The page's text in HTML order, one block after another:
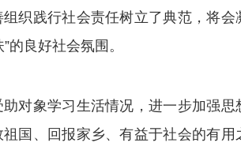
织践行社会责任树立了典范，将
的良好社会氛围。
象学习生活情况，进一步加强思
国、回报家乡、有益于社会的有